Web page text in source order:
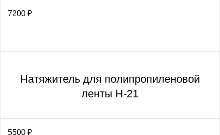
7200 ₽
Натяжитель для полипропиленовой
ленты H-21
5500 ₽